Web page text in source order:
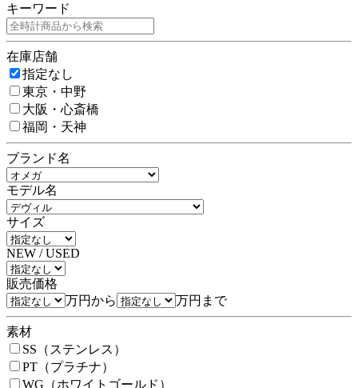
キーワード
在庫店舗
指定なし
東京・中野
大阪・心斎橋
福岡・天神
ブランド名
モデル名
サイズ
NEW / USED
販売価格
万円から
万円まで
素材
SS（ステンレス）
PT（プラチナ）
WG（ホワイトゴールド）